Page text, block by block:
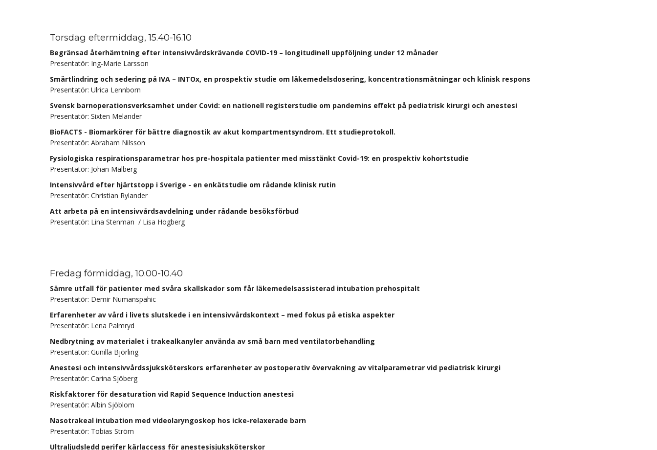
Torsdag eftermiddag, 15.40-16.10
Begränsad återhämtning efter intensivvårdskrävande COVID-19 – longitudinell uppföljning under 12 månader
Presentatör: Ing-Marie Larsson
Smärtlindring och sedering på IVA – INTOx, en prospektiv studie om läkemedelsdosering, koncentrationsmätningar och klinisk respons
Presentatör: Ulrica Lennborn
Svensk barnoperationsverksamhet under Covid: en nationell registerstudie om pandemins effekt på pediatrisk kirurgi och anestesi
Presentatör: Sixten Melander
BioFACTS - Biomarkörer för bättre diagnostik av akut kompartmentsyndrom. Ett studieprotokoll.
Presentatör: Abraham Nilsson
Fysiologiska respirationsparametrar hos pre-hospitala patienter med misstänkt Covid-19: en prospektiv kohortstudie
Presentatör: Johan Mälberg
Intensivvård efter hjärtstopp i Sverige - en enkätstudie om rådande klinisk rutin
Presentatör: Christian Rylander
Att arbeta på en intensivvårdsavdelning under rådande besöksförbud
Presentatör: Lina Stenman / Lisa Högberg
Fredag förmiddag, 10.00-10.40
Sämre utfall för patienter med svåra skallskador som får läkemedelsassisterad intubation prehospitalt
Presentatör: Demir Numanspahic
Erfarenheter av vård i livets slutskede i en intensivvårdskontext – med fokus på etiska aspekter
Presentatör: Lena Palmryd
Nedbrytning av materialet i trakealkanyler använda av små barn med ventilatorbehandling
Presentatör: Gunilla Björling
Anestesi och intensivvårdssjuksköterskors erfarenheter av postoperativ övervakning av vitalparametrar vid pediatrisk kirurgi
Presentatör: Carina Sjöberg
Riskfaktorer för desaturation vid Rapid Sequence Induction anestesi
Presentatör: Albin Sjöblom
Nasotrakeal intubation med videolaryngoskop hos icke-relaxerade barn
Presentatör: Tobias Ström
Ultraljudsledd perifer kärlaccess för anestesisjuksköterskor